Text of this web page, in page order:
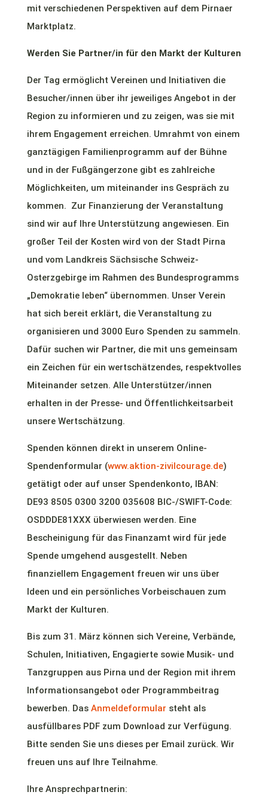
mit verschiedenen Perspektiven auf dem Pirnaer
Marktplatz.
Werden Sie Partner/in für den Markt der Kulturen
Der Tag ermöglicht Vereinen und Initiativen die
Besucher/innen über ihr jeweiliges Angebot in der
Region zu informieren und zu zeigen, was sie mit
ihrem Engagement erreichen. Umrahmt von einem
ganztägigen Familienprogramm auf der Bühne
und in der Fußgängerzone gibt es zahlreiche
Möglichkeiten, um miteinander ins Gespräch zu
kommen. Zur Finanzierung der Veranstaltung
sind wir auf Ihre Unterstützung angewiesen. Ein
großer Teil der Kosten wird von der Stadt Pirna
und vom Landkreis Sächsische Schweiz-
Osterzgebirge im Rahmen des Bundesprogramms
„Demokratie leben“ übernommen. Unser Verein
hat sich bereit erklärt, die Veranstaltung zu
organisieren und 3000 Euro Spenden zu sammeln.
Dafür suchen wir Partner, die mit uns gemeinsam
ein Zeichen für ein wertschätzendes, respektvolles
Miteinander setzen. Alle Unterstützer/innen
erhalten in der Presse- und Öffentlichkeitsarbeit
unsere Wertschätzung.
Spenden können direkt in unserem Online-
Spendenformular (www.aktion-zivilcourage.de)
getätigt oder auf unser Spendenkonto, IBAN:
DE93 8505 0300 3200 035608 BIC-/SWIFT-Code:
OSDDDE81XXX überwiesen werden. Eine
Bescheinigung für das Finanzamt wird für jede
Spende umgehend ausgestellt. Neben
finanziellem Engagement freuen wir uns über
Ideen und ein persönliches Vorbeischauen zum
Markt der Kulturen.
Bis zum 31. März können sich Vereine, Verbände,
Schulen, Initiativen, Engagierte sowie Musik- und
Tanzgruppen aus Pirna und der Region mit ihrem
Informationsangebot oder Programmbeitrag
bewerben. Das Anmeldeformular steht als
ausfüllbares PDF zum Download zur Verfügung.
Bitte senden Sie uns dieses per Email zurück. Wir
freuen uns auf Ihre Teilnahme.
Ihre Ansprechpartnerin: